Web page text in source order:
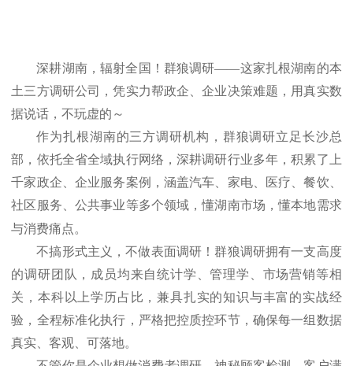
深耕湖南，辐射全国！群狼调研——这家扎根湖南的本
土三方调研公司，凭实力帮政企、企业决策难题，用真实数
据说话，不玩虚的～
作为扎根湖南的三方调研机构，群狼调研立足长沙总
部，依托全省全域执行网络，深耕调研行业多年，积累了上
千家政企、企业服务案例，涵盖汽车、家电、医疗、餐饮、
社区服务、公共事业等多个领域，懂湖南市场，懂本地需求
与消费痛点。
不搞形式主义，不做表面调研！群狼调研拥有一支高度
的调研团队，成员均来自统计学、管理学、市场营销等相
关，本科以上学历占比 ，兼具扎实的知识与丰富的实战经
验，全程标准化执行，严格把控质控环节，确保每一组数据
真实、客观、可落地。